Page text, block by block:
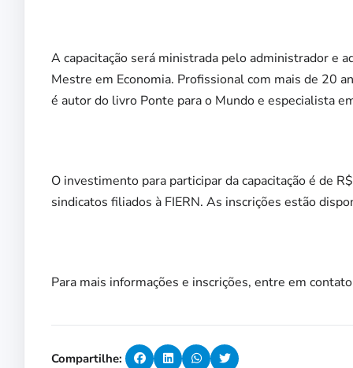
A capacitação será ministrada pelo administrador e
Mestre em Economia. Profissional com mais de 20
é autor do livro Ponte para o Mundo e especialista
O investimento para participar da capacitação é de
sindicatos filiados à FIERN. As inscrições estão
Para mais informações e inscrições, entre em
Compartilhe: